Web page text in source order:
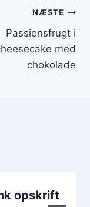
NÆSTE
Passionsfrugt i
med
chokolade
opskrift